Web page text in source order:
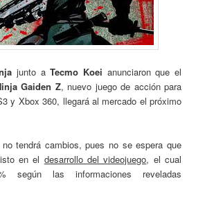
junto aTecmo Koei anunciaron que el
Gaiden Z, nuevo juego de acción para
y Xbox 360, llegará al mercado el próximo
tendrá cambios, pues no se espera que
en el desarrollo del videojuego, el cual
las informaciones reveladas